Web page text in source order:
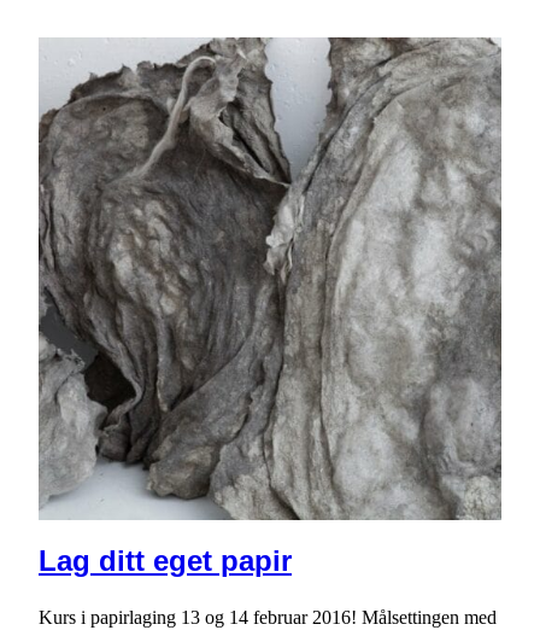
Lag ditt eget papir
Kurs i papirlaging 13 og 14 februar 2016! Målsettingen med